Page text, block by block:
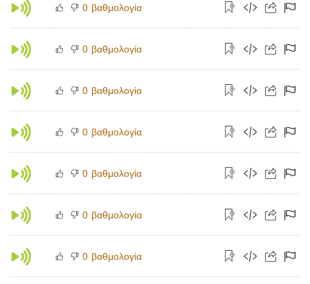
0 βαθμολογία
0 βαθμολογία
0 βαθμολογία
0 βαθμολογία
0 βαθμολογία
0 βαθμολογία
0 βαθμολογία